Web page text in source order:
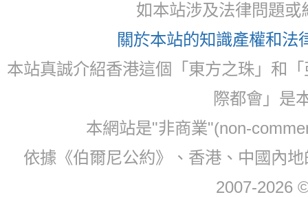
如本站涉及法律問題
關於本站的知識產權和法
本站真誠介紹香港這個「東方之珠」和
際都會」是
本網站是"非商業"(non-
依據《伯爾尼公約》、香港、中國內
2007-2026